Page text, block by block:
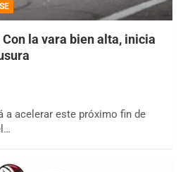
Con la vara bien alta, inicia
a acelerar este próximo fin de